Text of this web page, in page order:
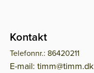
Kontakt
Telefonnr.: 86420211
E-mail: timm@timm.dk